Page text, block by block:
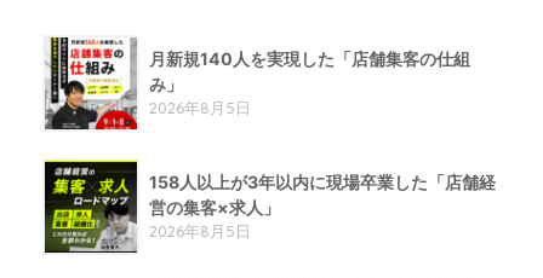
月新規140人を実現した「店舗集客の仕組
み」
2026年8月5日
158人以上が3年以内に現場卒業した「店舗経
営の集客×求人」
2026年8月5日